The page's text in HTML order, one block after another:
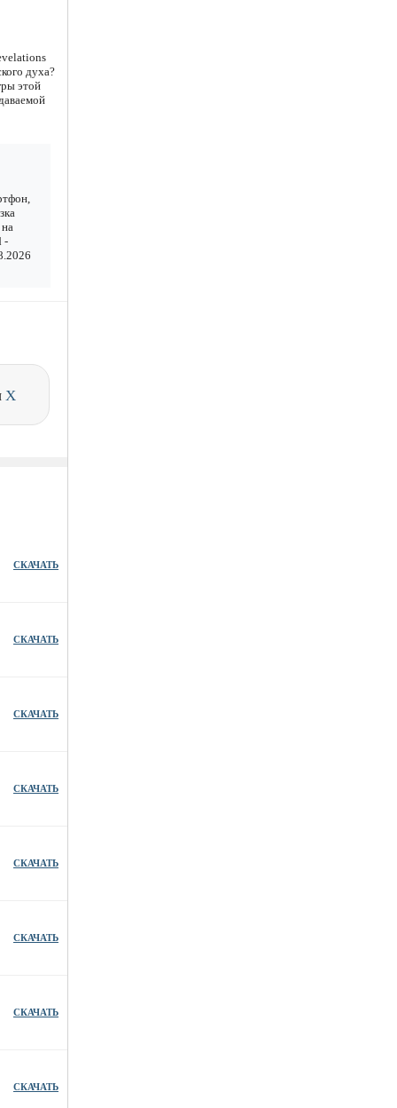
духа?
этой
-
X
СКАЧАТЬ
СКАЧАТЬ
СКАЧАТЬ
СКАЧАТЬ
СКАЧАТЬ
СКАЧАТЬ
СКАЧАТЬ
СКАЧАТЬ